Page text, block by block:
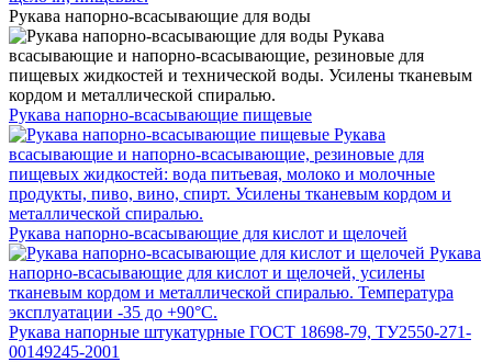
Рукава напорно-всасывающие для воды
Рукава
всасывающие и напорно-всасывающие, резиновые для
пищевых жидкостей и технической воды. Усилены тканевым
кордом и металлической спиралью.
Рукава напорно-всасывающие пищевые
Рукава
всасывающие и напорно-всасывающие, резиновые для
пищевых жидкостей: вода питьевая, молоко и молочные
продукты, пиво, вино, спирт. Усилены тканевым кордом и
металлической спиралью.
Рукава напорно-всасывающие для кислот и щелочей
Рукава
напорно-всасывающие для кислот и щелочей, усилены
тканевым кордом и металлической спиралью. Температура
эксплуатации -35 до +90°С.
Рукава напорные штукатурные ГОСТ 18698-79, ТУ2550-271-
00149245-2001